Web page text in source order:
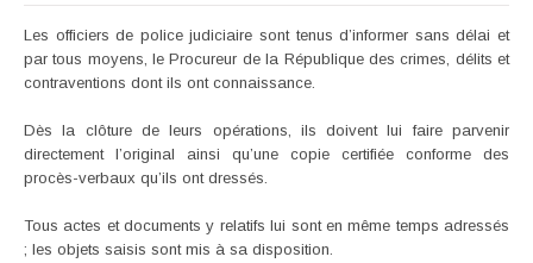
Les officiers de police judiciaire sont tenus d’informer sans délai et
par tous moyens, le Procureur de la République des crimes, délits et
contraventions dont ils ont connaissance.
Dès la clôture de leurs opérations, ils doivent lui faire parvenir
directement l’original ainsi qu’une copie certifiée conforme des
procès-verbaux qu’ils ont dressés.
Tous actes et documents y relatifs lui sont en même temps adressés
; les objets saisis sont mis à sa disposition.